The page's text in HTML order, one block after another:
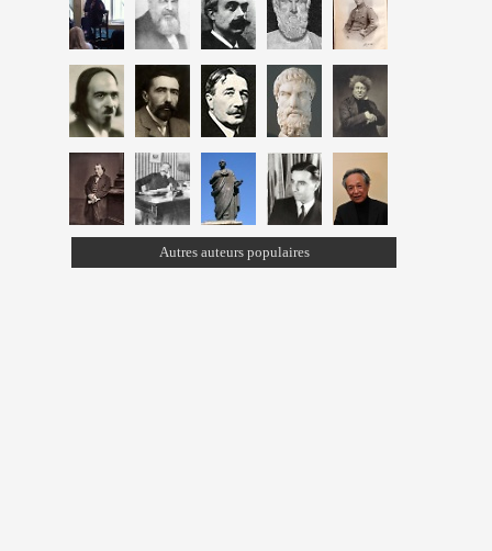
Autres auteurs populaires